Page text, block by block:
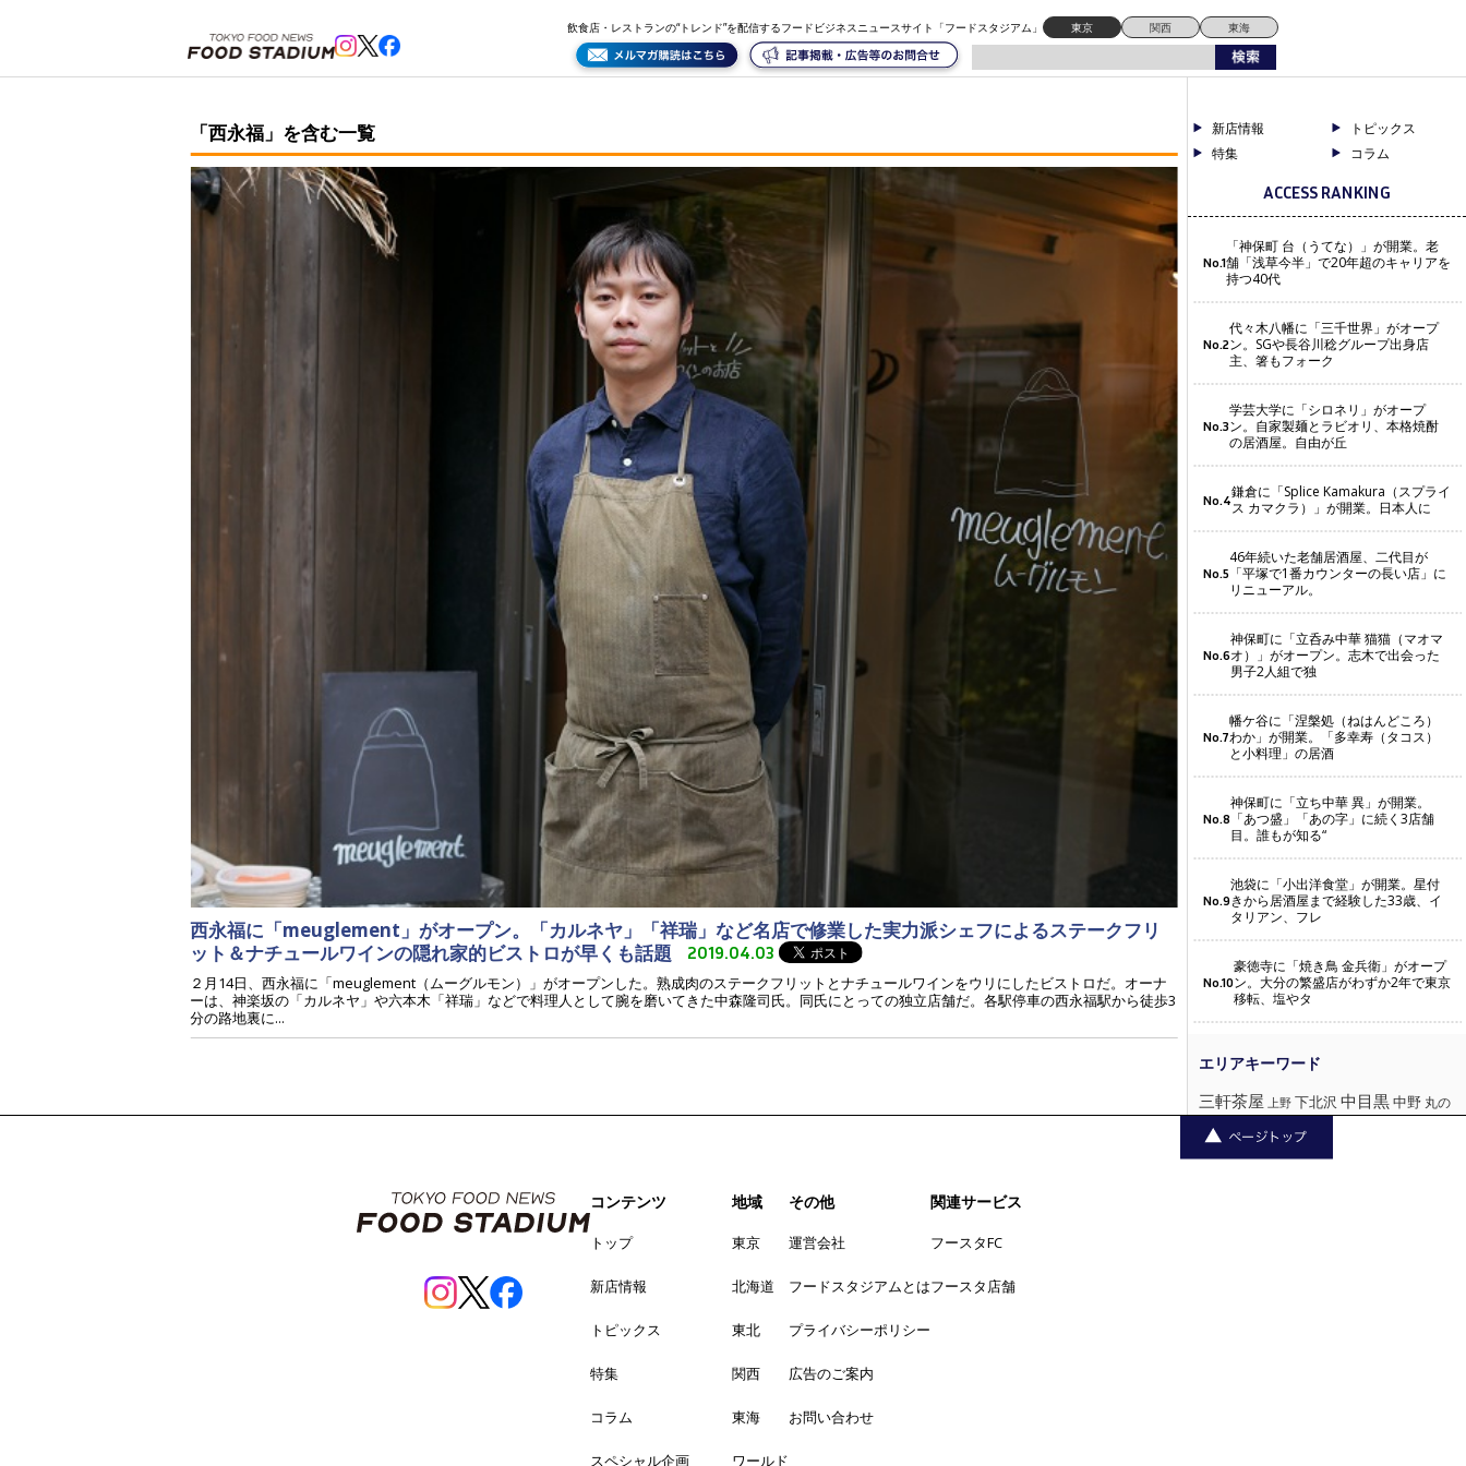
飲食店・レストランの“トレンド”を配信するフードビジネスニュースサイト「フードスタジアム」 東京 関西 東海
「西永福」を含む一覧
西永福に「meuglement」がオープン。「カルネヤ」「祥瑞」など名店で修業した実力派シェフによるステークフリ
ット＆ナチュールワインの隠れ家的ビストロが早くも話題
2019.04.03
２月14日、西永福に「meuglement（ムーグルモン）」がオープンした。熟成肉のステークフリットとナチュールワインをウリにしたビストロだ。オーナ
ーは、神楽坂の「カルネヤ」や六本木「祥瑞」などで料理人として腕を磨いてきた中森隆司氏。同氏にとっての独立店舗だ。各駅停車の西永福駅から徒歩3
分の路地裏に...
新店情報
トピックス
特集
コラム
ACCESS RANKING
No.1
「神保町 台（うてな）」が開業。老
舗「浅草今半」で20年超のキャリアを
持つ40代
No.2
代々木八幡に「三千世界」がオープ
ン。SGや長谷川稔グループ出身店
主、箸もフォーク
No.3
学芸大学に「シロネリ」がオープ
ン。自家製麺とラビオリ、本格焼酎
の居酒屋。自由が丘
No.4鎌倉に「Splice Kamakura（スプライ
ス カマクラ）」が開業。日本人に
No.5
46年続いた老舗居酒屋、二代目が
「平塚で1番カウンターの長い店」に
リニューアル。
No.6
神保町に「立呑み中華 猫猫（マオマ
オ）」がオープン。志木で出会った
男子2人組で独
No.7
幡ケ谷に「涅槃処（ねはんどころ）
わか」が開業。「多幸寿（タコス）
と小料理」の居酒
No.8
神保町に「立ち中華 異」が開業。
「あつ盛」「あの字」に続く3店舗
目。誰もが知る“
No.9
池袋に「小出洋食堂」が開業。星付
きから居酒屋まで経験した33歳、イ
タリアン、フレ
No.10
豪徳寺に「焼き鳥 金兵衛」がオープ
ン。大分の繁盛店がわずか2年で東京
移転、塩やタ
三軒茶屋 上野 下北沢 中目黒中野 丸の
内五反田 人形町 代官山
祥寺 品川 大手町 学芸大学
コンテンツ
トップ
新店情報
トピックス
特集
コラム
スペシャル企画
地域
東京
北海道
東北
関西
東海
ワールド
その他
運営会社
フードスタジアムとは
プライバシーポリシー
広告のご案内
お問い合わせ
関連サービス
フースタFC
フースタ店舗